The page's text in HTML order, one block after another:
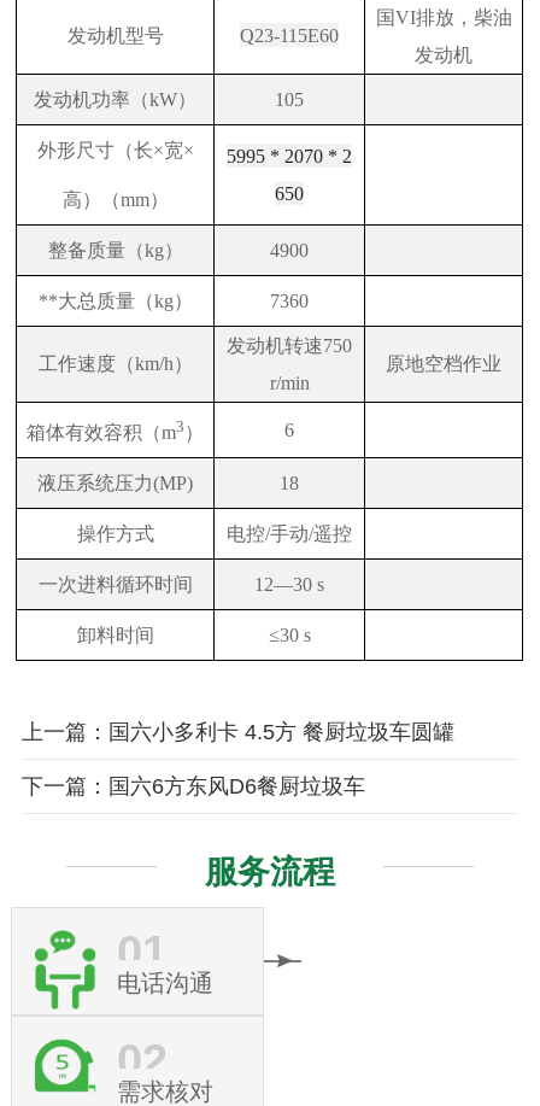
发动机型号 Q23-115E60
国VI排放，柴油
发动机
发动机功率（kW） 105
外形尺寸（长×宽×
高）（mm）
5995 * 2070 * 2
650
整备质量（kg） 4900
**大总质量（kg） 7360
工作速度（km/h）
发动机转速750
r/min
原地空档作业
箱体有效容积（m3 ） 6
液压系统压力(MP) 18
操作方式 电控/手动/遥控
一次进料循环时间 12—30 s
卸料时间 ≤30 s
上一篇：国六小多利卡 4.5方 餐厨垃圾车圆罐
下一篇：国六6方东风D6餐厨垃圾车
服务流程
01
电话沟通
02
需求核对